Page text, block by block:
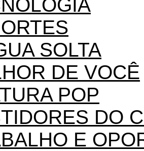
SOLTA
DE VOCÊ
POP
DO
E